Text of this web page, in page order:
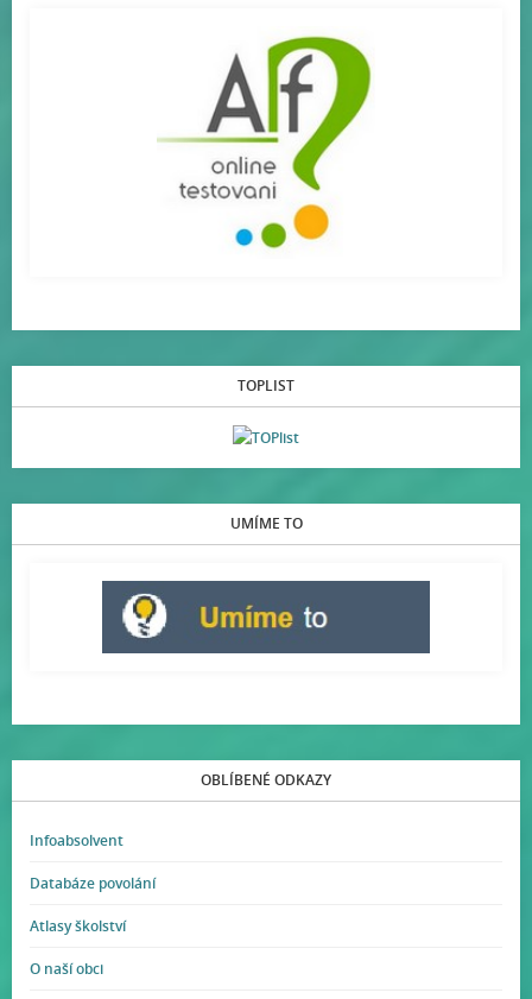
TOPLIST
UMÍME TO
OBLÍBENÉ ODKAZY
Infoabsolvent
Databáze povolání
Atlasy školství
O naší obci